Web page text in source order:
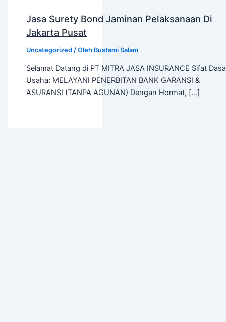
Jasa Surety Bond Jaminan Pelaksanaan Di
Jakarta Pusat
Uncategorized / Oleh Bustami Salam
Selamat Datang di PT MITRA JASA INSURANCE Sifat
Usaha: MELAYANI PENERBITAN BANK GARANSI &
ASURANSI (TANPA AGUNAN) Dengan Hormat, […]